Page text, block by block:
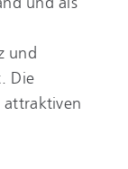
und
Die